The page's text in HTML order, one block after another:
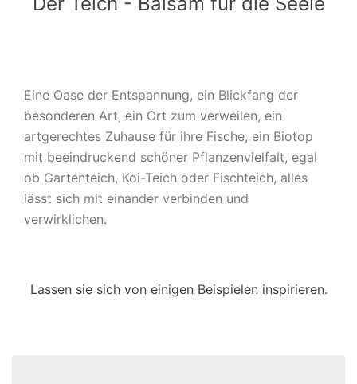
Eine Oase der Entspannung, ein Blickfang der
besonderen Art, ein Ort zum verweilen, ein
artgerechtes Zuhause für ihre Fische, ein Biotop
mit beeindruckend schöner Pflanzenvielfalt, egal
ob Gartenteich, Koi-Teich oder Fischteich, alles
lässt sich mit einander verbinden und
verwirklichen.
Lassen sie sich von einigen Beispielen inspirieren.